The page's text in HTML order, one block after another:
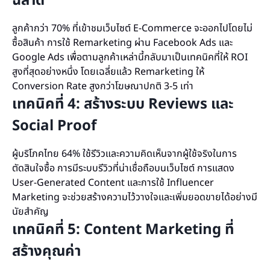
ลูกค้ากว่า 70% ที่เข้าชมเว็บไซต์ E-Commerce จะออกไปโดยไม่
ซื้อสินค้า การใช้ Remarketing ผ่าน Facebook Ads และ
Google Ads เพื่อตามลูกค้าเหล่านี้กลับมาเป็นเทคนิคที่ให้ ROI
สูงที่สุดอย่างหนึ่ง โดยเฉลี่ยแล้ว Remarketing ให้
Conversion Rate สูงกว่าโฆษณาปกติ 3-5 เท่า
เทคนิคที่ 4: สร้างระบบ Reviews และ
Social Proof
ผู้บริโภคไทย 64% ใช้รีวิวและความคิดเห็นจากผู้ใช้จริงในการ
ตัดสินใจซื้อ การมีระบบรีวิวที่น่าเชื่อถือบนเว็บไซต์ การแสดง
User-Generated Content และการใช้ Influencer
Marketing จะช่วยสร้างความไว้วางใจและเพิ่มยอดขายได้อย่างมี
นัยสำคัญ
เทคนิคที่ 5: Content Marketing ที่
สร้างคุณค่า